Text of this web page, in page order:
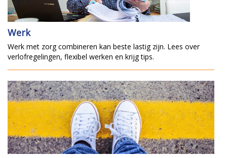
Werk
Werk met zorg combineren kan beste lastig zijn. Lees over
verlofregelingen, flexibel werken en krijg tips.